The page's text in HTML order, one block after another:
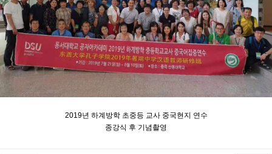
2019년 하계방학 초중등 교사 중국현지 연수
종강식 후 기념촬영